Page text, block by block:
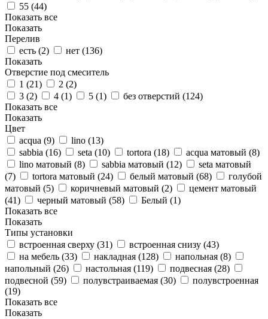
55 (44)
Показать все
Показать
Перелив
есть (2) нет (136)
Показать
Отверстие под смеситель
1 (21) 2 (2)
3 (2) 4 (1) 5 (1) без отверстий (124)
Показать все
Показать
Цвет
acqua (9) lino (13)
sabbia (16) seta (10) tortora (18) acqua матовый (8)
lino матовый (8) sabbia матовый (12)
seta матовый
(7) tortora матовый (24) белый матовый (68)
голубой
матовый (5) коричневый матовый (2)
цемент матовый
(41) черный матовый (58) Белый (1)
Показать все
Показать
Типы установки
встроенная сверху (31) встроенная снизу (43)
на мебель (33) накладная (128) напольная (8)
напольный (26) настольная (119) подвесная (28)
подвесной (59) полувстраиваемая (30)
полувстроенная
(19)
Показать все
Показать